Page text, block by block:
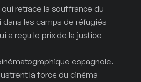
retrace la souffrance du
dans les camps de réfugiés
a reçu le prix de la justice
espagnole.
la force du cinéma